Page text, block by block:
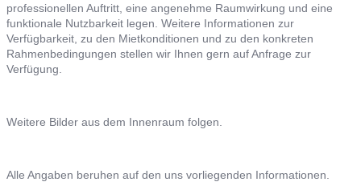
professionellen Auftritt, eine angenehme Raumwirkung und eine
funktionale Nutzbarkeit legen. Weitere Informationen zur
Verfügbarkeit, zu den Mietkonditionen und zu den konkreten
Rahmenbedingungen stellen wir Ihnen gern auf Anfrage zur
Verfügung.
Weitere Bilder aus dem Innenraum folgen.
Alle Angaben beruhen auf den uns vorliegenden Informationen.